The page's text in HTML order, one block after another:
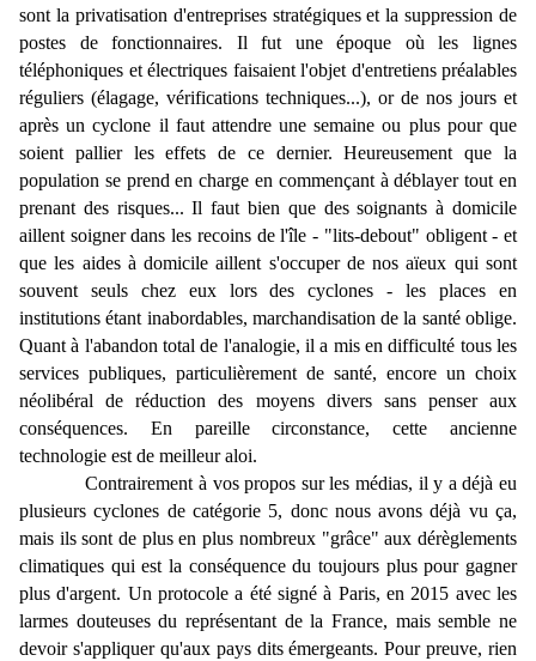
sont la privatisation d'entreprises stratégiques et la suppression de
postes de fonctionnaires. Il fut une époque où les lignes
téléphoniques et électriques faisaient l'objet d'entretiens préalables
réguliers (élagage, vérifications techniques...), or de nos jours et
après un cyclone il faut attendre une semaine ou plus pour que
soient pallier les effets de ce dernier. Heureusement que la
population se prend en charge en commençant à déblayer tout en
prenant des risques... Il faut bien que des soignants à domicile
aillent soigner dans les recoins de l'île - "lits-debout" obligent - et
que les aides à domicile aillent s'occuper de nos aïeux qui sont
souvent seuls chez eux lors des cyclones - les places en
institutions étant inabordables, marchandisation de la santé oblige.
Quant à l'abandon total de l'analogie, il a mis en difficulté tous les
services publiques, particulièrement de santé, encore un choix
néolibéral de réduction des moyens divers sans penser aux
conséquences. En pareille circonstance, cette ancienne
technologie est de meilleur aloi.
Contrairement à vos propos sur les médias, il y a déjà eu
plusieurs cyclones de catégorie 5, donc nous avons déjà vu ça,
mais ils sont de plus en plus nombreux "grâce" aux dérèglements
climatiques qui est la conséquence du toujours plus pour gagner
plus d'argent. Un protocole a été signé à Paris, en 2015 avec les
larmes douteuses du représentant de la France, mais semble ne
devoir s'appliquer qu'aux pays dits émergeants. Pour preuve, rien